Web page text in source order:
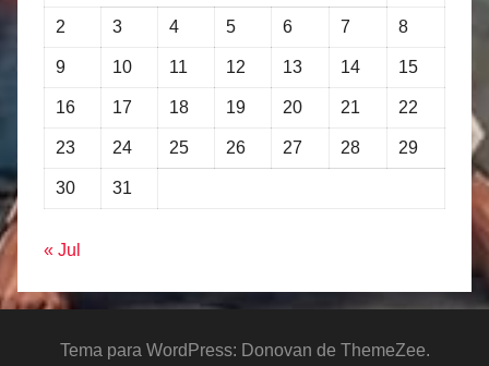
2 3 4 5 6 7 8
9 10 11 12 13 14 15
16 17 18 19 20 21 22
23 24 25 26 27 28 29
30 31
« Jul
Tema para WordPress: Donovan de ThemeZee.